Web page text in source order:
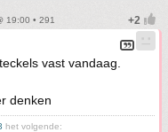
19:00 • 291
vast vandaag.
denken
het volgende: